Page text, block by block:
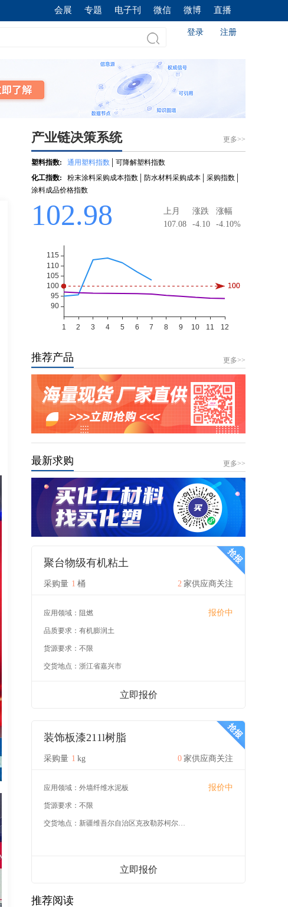
会展 专题 电子刊 微信 微博 直播
登录 注册
推荐产品 更多>>
最新求购 更多>>
聚台物级有机粘土
采购量 1 桶 2 家供应商关注
应用领域： 阻燃 报价中
品质要求： 有机膨润土
货源要求： 不限
交货地点： 浙江省嘉兴市
立即报价
装饰板漆211l树脂
采购量 1 kg 0 家供应商关注
应用领域： 外墙纤维水泥板 报价中
货源要求： 不限
交货地点： 新疆维吾尔自治区克孜勒苏柯尔克孜自治州
立即报价
推荐阅读